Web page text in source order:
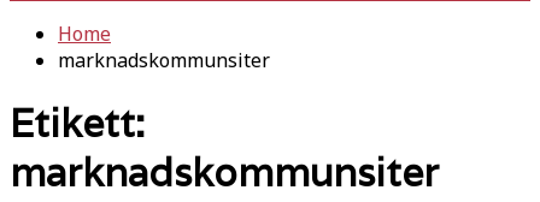
Home
marknadskommunsiter
Etikett:
marknadskommunsiter